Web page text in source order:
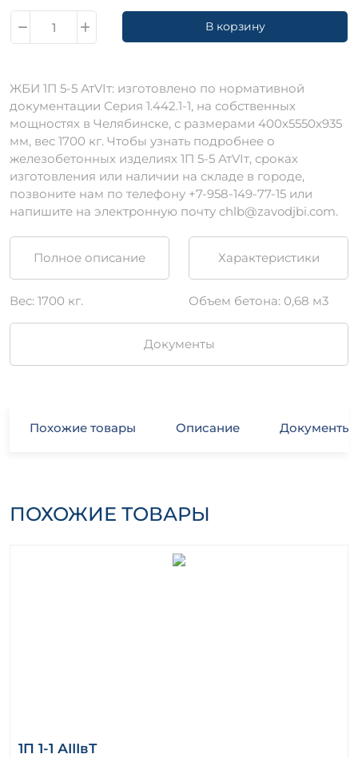
В корзину
ЖБИ 1П 5-5 АтVIт: изготовлено по нормативной
документации Серия 1.442.1-1, на собственных
мощностях в Челябинске, с размерами 400х5550х935
мм, вес 1700 кг. Чтобы узнать подробнее о
железобетонных изделиях 1П 5-5 АтVIт, сроках
изготовления или наличии на складе в городе,
позвоните нам по телефону +7-958-149-77-15 или
напишите на электронную почту chlb@zavodjbi.com.
Полное описание Характеристики
Вес: 1700 кг. Объем бетона: 0,68 м3
Документы
Похожие товары Описание Документы
ПОХОЖИЕ ТОВАРЫ
1П 1-1 АIIIвТ